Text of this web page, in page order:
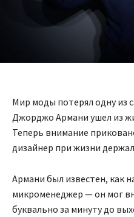
Мир моды потерял одну из
Джорджо Армани ушел из
Теперь внимание
дизайнер при жизни
Армани был известен, как
микроменеджер — он мог
буквально за минуту до